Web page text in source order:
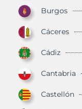
Burgos
Cáceres
Cádiz
Cantabria
Castellón